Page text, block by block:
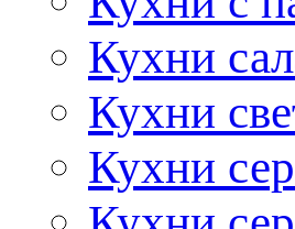
Кухни
Кухни
Кухни